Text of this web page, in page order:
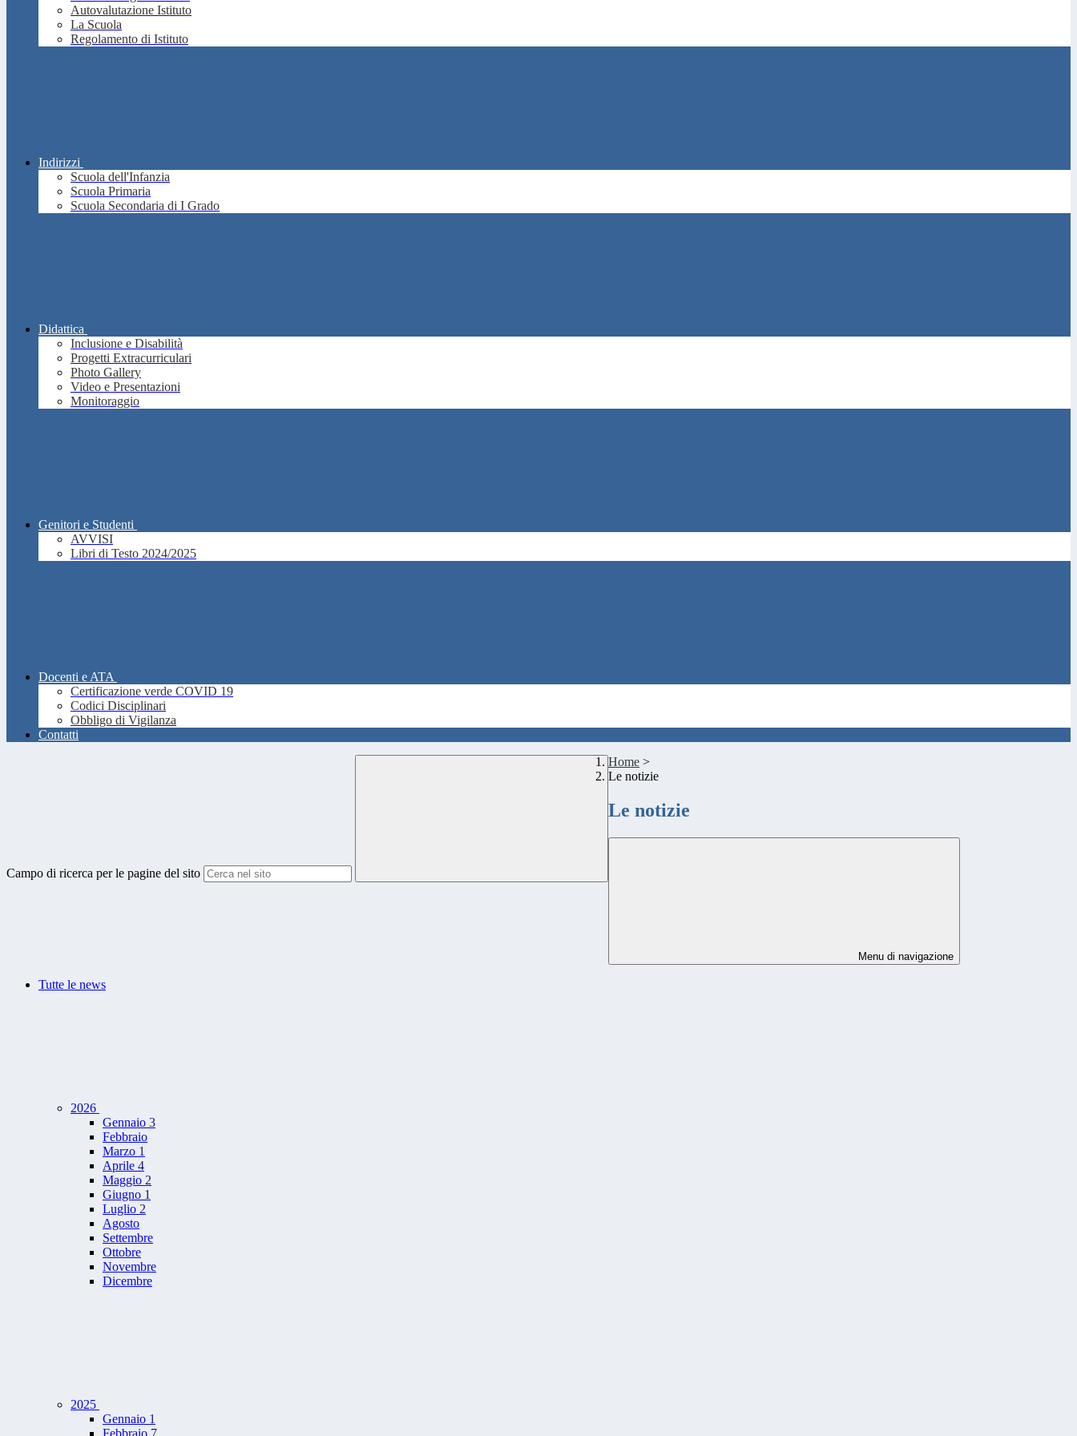
Autovalutazione Istituto
La Scuola
Regolamento di Istituto
Indirizzi
Scuola dell'Infanzia
Scuola Primaria
Scuola Secondaria di I Grado
Didattica
Inclusione e Disabilità
Progetti Extracurriculari
Photo Gallery
Video e Presentazioni
Monitoraggio
Genitori e Studenti
AVVISI
Libri di Testo 2024/2025
Docenti e ATA
Certificazione verde COVID 19
Codici Disciplinari
Obbligo di Vigilanza
Contatti
Campo di ricerca per le pagine del sito
Home >
Le notizie
Le notizie
Menu di navigazione
Tutte le news
2026
Gennaio 3
Febbraio
Marzo 1
Aprile 4
Maggio 2
Giugno 1
Luglio 2
Agosto
Settembre
Ottobre
Novembre
Dicembre
2025
Gennaio 1